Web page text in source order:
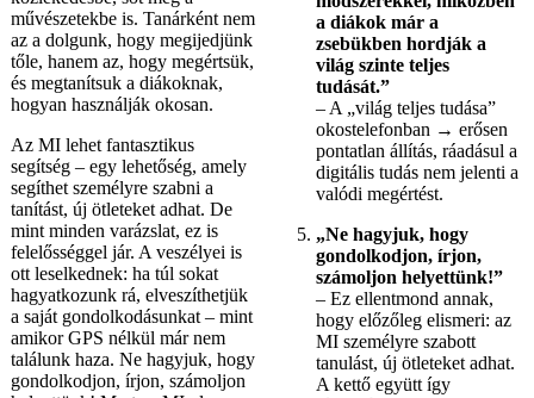
művészetekbe is. Tanárként nem
az a dolgunk, hogy megijedjünk
tőle, hanem az, hogy megértsük,
és megtanítsuk a diákoknak,
hogyan használják okosan.
Az MI lehet fantasztikus
segítség – egy lehetőség, amely
segíthet személyre szabni a
tanítást, új ötleteket adhat. De
mint minden varázslat, ez is
felelősséggel jár. A veszélyei is
ott leselkednek: ha túl sokat
hagyatkozunk rá, elveszíthetjük
a saját gondolkodásunkat – mint
amikor GPS nélkül már nem
találunk haza. Ne hagyjuk, hogy
gondolkodjon, írjon, számoljon
a diákok már a
zsebükben hordják a
világ szinte teljes
tudását.”
– A „világ teljes tudása”
okostelefonban → erősen
pontatlan állítás, ráadásul a
digitális tudás nem jelenti a
valódi megértést.
„Ne hagyjuk, hogy
gondolkodjon, írjon,
számoljon helyettünk!”
– Ez ellentmond annak,
hogy előzőleg elismeri: az
MI személyre szabott
tanulást, új ötleteket adhat.
A kettő együtt így